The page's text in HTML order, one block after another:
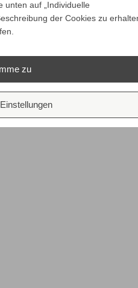
unten auf „Individuelle
der Cookies zu
zu